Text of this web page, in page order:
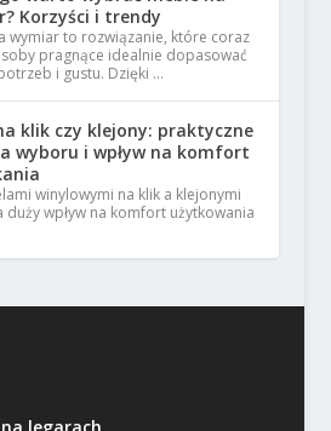
Korzyści i trendy
wymiar to rozwiązanie, które coraz
pragnące idealnie dopasować
i gustu. Dzięki …
klik czy klejony: praktyczne
wyboru i wpływ na komfort
winylowymi na klik a klejonymi
wpływ na komfort użytkowania